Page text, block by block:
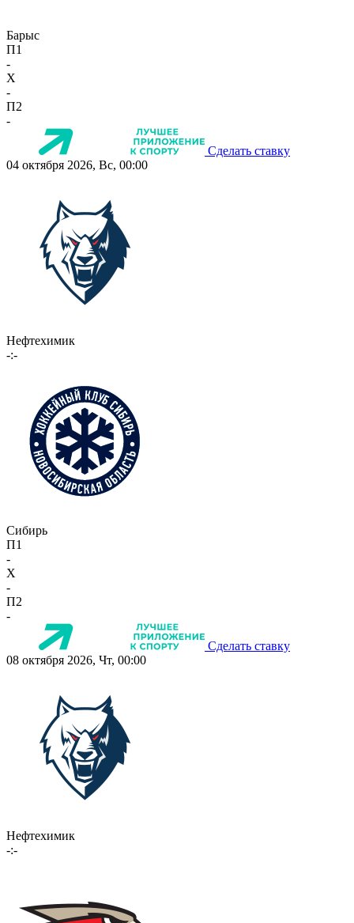
Барыс
П1
-
X
-
П2
-
Сделать ставку
04 октября 2026, Вс, 00:00
Нефтехимик
-:-
Сибирь
П1
-
X
-
П2
-
Сделать ставку
08 октября 2026, Чт, 00:00
Нефтехимик
-:-